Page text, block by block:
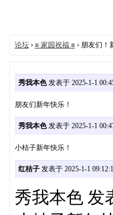
论坛› ≡ 家园祝福 ≡› 朋友们！
秀我本色发表于 2025-1-1
朋友们新年快乐！
秀我本色发表于 2025-1-1
小桔子新年快乐！
红桔子发表于 2025-1-1
秀我本色 发